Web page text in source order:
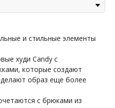
и стильные элементы
худи Candy с
которые создают
образ еще более
с брюками из